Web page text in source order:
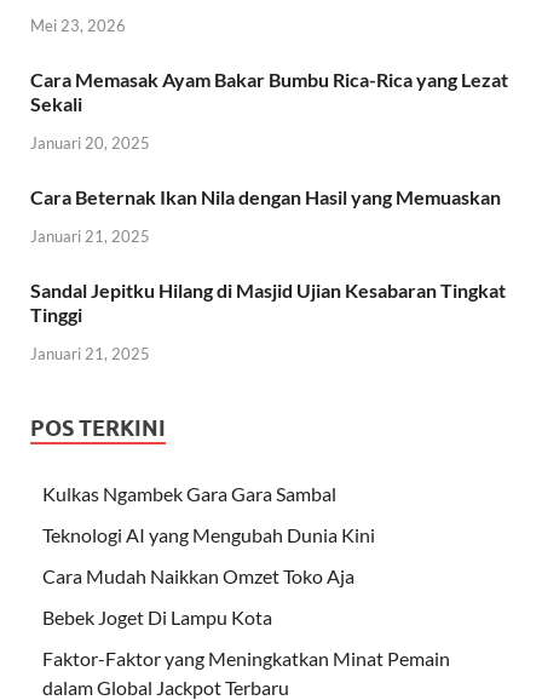
Mei 23, 2026
Cara Memasak Ayam Bakar Bumbu Rica-Rica yang Lezat
Sekali
Januari 20, 2025
Cara Beternak Ikan Nila dengan Hasil yang Memuaskan
Januari 21, 2025
Sandal Jepitku Hilang di Masjid Ujian Kesabaran Tingkat
Tinggi
Januari 21, 2025
POS TERKINI
Kulkas Ngambek Gara Gara Sambal
Teknologi AI yang Mengubah Dunia Kini
Cara Mudah Naikkan Omzet Toko Aja
Bebek Joget Di Lampu Kota
Faktor-Faktor yang Meningkatkan Minat Pemain
dalam Global Jackpot Terbaru